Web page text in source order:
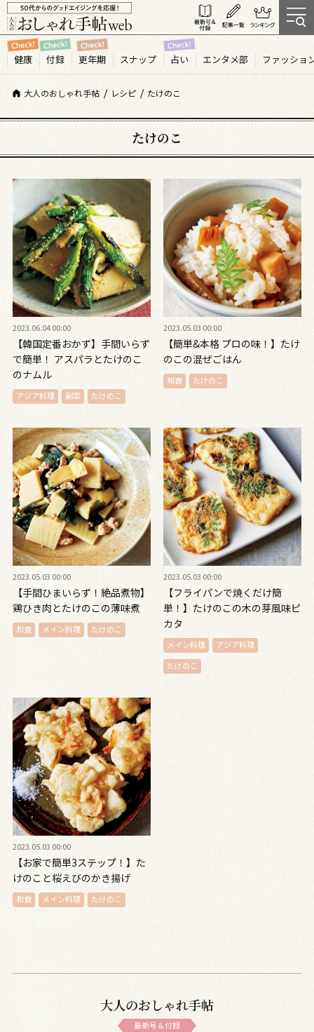
健康 付録 更年期 スナップ 占い エンタメ部 ファッショ
大人のおしゃれ手帖 レシピ たけのこ
たけのこ
2023.06.04 00:00
【韓国定番おかず】手間いらず
で簡単！ アスパラとたけのこ
のナムル
アジア料理 副菜 たけのこ
2023.05.03 00:00
【簡単&本格 プロの味！】たけ
のこの混ぜごはん
和食 たけのこ
2023.05.03 00:00
【手間ひまいらず！絶品煮物】
鶏ひき肉とたけのこの薄味煮
和食 メイン料理 たけのこ
2023.05.03 00:00
【フライパンで焼くだけ簡
単！】たけのこの木の芽風味ピ
カタ
メイン料理
アジア料理
たけのこ
2023.05.03 00:00
【お家で簡単3ステップ！】た
けのこと桜えびのかき揚げ
和食 メイン料理 たけのこ
大人のおしゃれ手帖
最新号＆付録